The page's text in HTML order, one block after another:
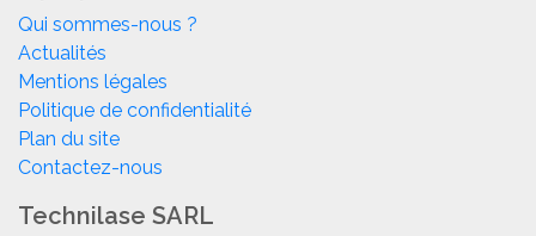
Qui sommes-nous ?
Actualités
Mentions légales
Politique de confidentialité
Plan du site
Contactez-nous
Technilase SARL